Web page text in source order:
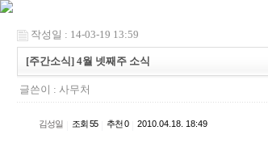
작성일 : 14-03-19 13:59
[주간소식] 4월 넷째주 소식
글쓴이 : 사무처
김성일 조회 55 추천 0 2010.04.18. 18:49